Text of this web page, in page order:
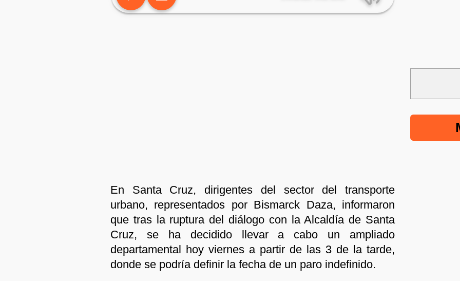
En Santa Cruz, dirigentes del sector del transporte
urbano, representados por Bismarck Daza, informaron
que tras la ruptura del diálogo con la Alcaldía de Santa
Cruz, se ha decidido llevar a cabo un ampliado
departamental hoy viernes a partir de las 3 de la tarde,
donde se podría definir la fecha de un paro indefinido.